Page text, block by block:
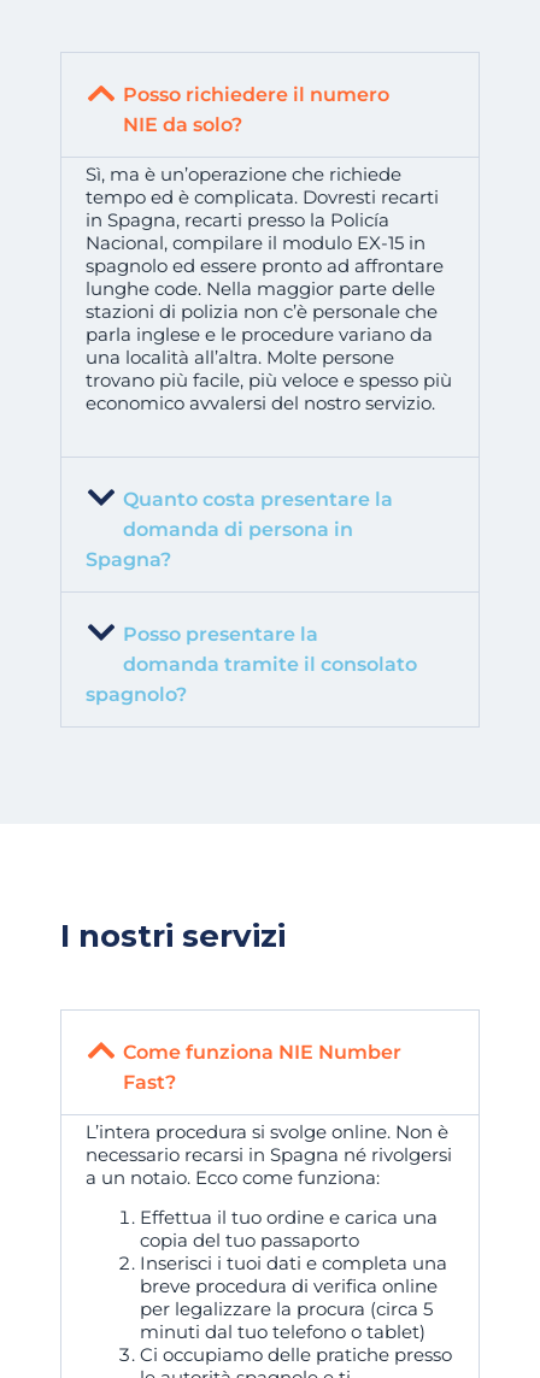
Posso richiedere il numero
NIE da solo?
Sì, ma è un’operazione che richiede
tempo ed è complicata. Dovresti recarti
in Spagna, recarti presso la Policía
Nacional, compilare il modulo EX-15 in
spagnolo ed essere pronto ad affrontare
lunghe code. Nella maggior parte delle
stazioni di polizia non c’è personale che
parla inglese e le procedure variano da
una località all’altra. Molte persone
trovano più facile, più veloce e spesso più
economico avvalersi del nostro servizio.
Quanto costa presentare la
domanda di persona in
Spagna?
Posso presentare la
domanda tramite il consolato
spagnolo?
I nostri servizi
Come funziona NIE Number
Fast?
L’intera procedura si svolge online. Non è
necessario recarsi in Spagna né rivolgersi
a un notaio. Ecco come funziona:
Effettua il tuo ordine e carica una
copia del tuo passaporto
Inserisci i tuoi dati e completa una
breve procedura di verifica online
per legalizzare la procura (circa 5
minuti dal tuo telefono o tablet)
Ci occupiamo delle pratiche presso